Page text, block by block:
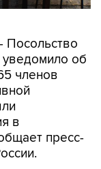
Посольство
об
членов
в
пресс-